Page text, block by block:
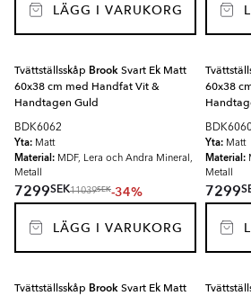
LÄGG I VARUKORG
Tvättställsskåp BrookSvart Ek Matt
60x38 cm med Handfat Vit &
Handtagen Guld
BDK6062
Yta: Matt
Material: MDF, Lera och Andra Mineral,
Metall
7299SEK11039SEK-34%
LÄGG I VARUKORG
60x38
Yta: Matt
Material:
Metall
7299
Tvättställsskåp BrookSvart Ek Matt